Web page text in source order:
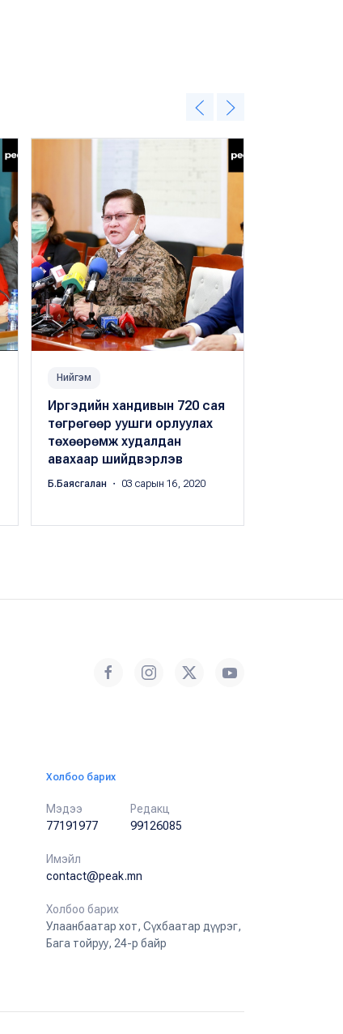
Нийгэм
Иргэдийн хандивын 720 сая
төгрөгөөр уушги орлуулах
төхөөрөмж худалдан
авахаар шийдвэрлэв
Б.Баясгалан ・ 03 сарын 16, 2020
Холбоо барих
Мэдээ
77191977
Редакц
99126085
Имэйл
contact@peak.mn
Холбоо барих
Улаанбаатар хот, Сүхбаатар дүүрэг,
Бага тойруу, 24-р байр